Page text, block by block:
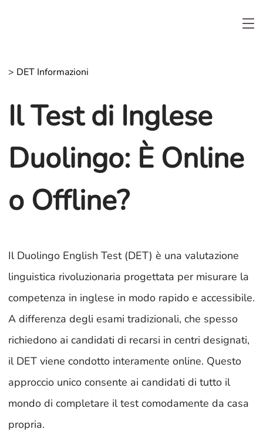
> DET Informazioni
Il Test di Inglese
Duolingo: È Online
o Offline?
Il Duolingo English Test (DET) è una valutazione
linguistica rivoluzionaria progettata per misurare la
competenza in inglese in modo rapido e accessibile.
A differenza degli esami tradizionali, che spesso
richiedono ai candidati di recarsi in centri designati,
il DET viene condotto interamente online. Questo
approccio unico consente ai candidati di tutto il
mondo di completare il test comodamente da casa
propria.